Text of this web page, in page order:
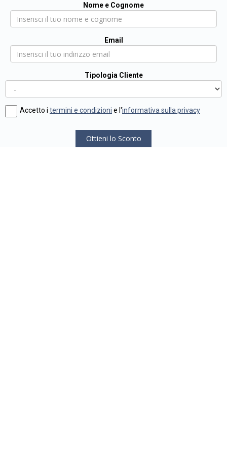
Nome e Cognome
Email
Tipologia Cliente
Accetto i termini e condizioni e l'informativa sulla privacy
Ottieni lo Sconto